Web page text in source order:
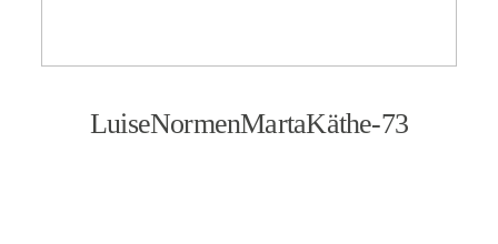
LuiseNormenMartaKäthe-73